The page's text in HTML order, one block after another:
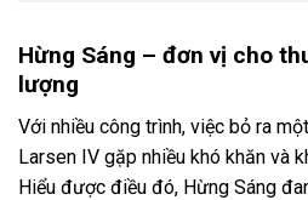
Hừng Sáng – đơn vị cho
lượng
Với nhiều công trình, việc bỏ ra
Larsen IV gặp nhiều khó khăn và
Hiểu được điều đó, Hừng Sáng